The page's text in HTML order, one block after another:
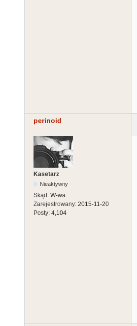
perinoid
Kasetarz
Nieaktywny
Skąd: W-wa
Zarejestrowany: 2015-11-20
Posty: 4,104